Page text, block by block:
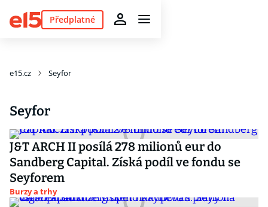
Předplatné
e15.cz Seyfor
Seyfor
J&T ARCH II posílá 278 milionů eur do
Sandberg Capital. Získá podíl ve fondu se
Seyforem
Burzy a trhy